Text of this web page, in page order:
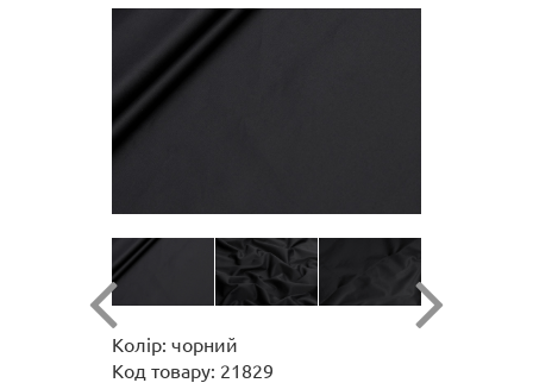
Колір: чорний
Код товару: 21829